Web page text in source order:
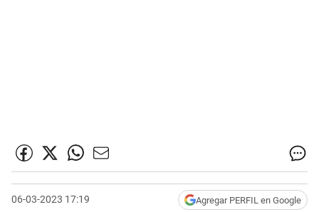
06-03-2023 17:19 Agregar PERFIL en Google